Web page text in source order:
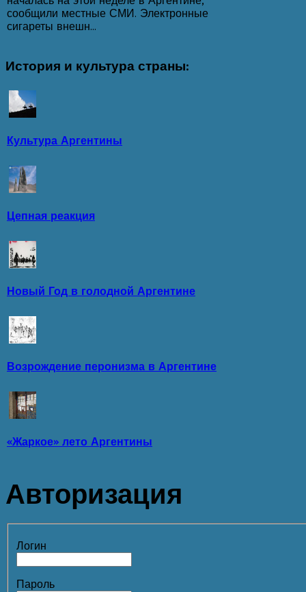
сообщили местные СМИ. Электронные
сигареты внешн...
История и культура страны:
Культура Аргентины
Цепная реакция
Новый Год в голодной Аргентине
Возрождение перонизма в Аргентине
«Жаркое» лето Аргентины
Авторизация
Логин
Пароль